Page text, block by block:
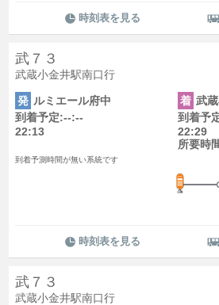
時刻表を見る
武７３
武蔵小金井駅南口行
発 ルミエール府中
到着予定:--:--
22:13
着 武
到着予
22:29
所要時
到着予測時間が無い系統です
時刻表を見る
武７３
武蔵小金井駅南口行